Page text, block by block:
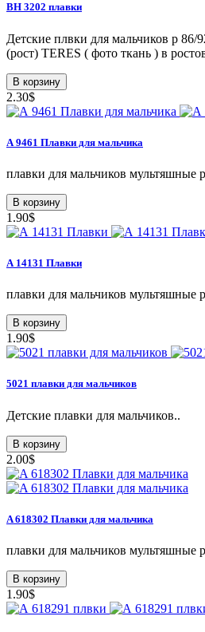
ВН 3202 плавки
Детские плвки для мальчиков р 86/
(рост) TERES ( фото ткань ) в
В корзину
2.30$
А 9461 Плавки для мальчика
плавки для мальчиков мультяшные
В корзину
1.90$
А 14131 Плавки
плавки для мальчиков мультяшные
В корзину
1.90$
5021 плавки для мальчиков
Детские плавки для мальчиков..
В корзину
2.00$
A 618302 Плавки для мальчика
плавки для мальчиков мультяшные
В корзину
1.90$